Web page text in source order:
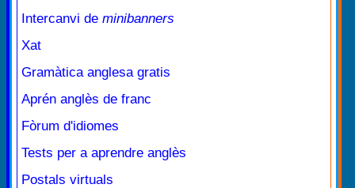
Intercanvi de minibanners
Xat
Gramàtica anglesa gratis
Aprén anglès de franc
Fòrum d'idiomes
Tests per a aprendre anglès
Postals virtuals